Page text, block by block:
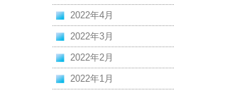
2022年4月
2022年3月
2022年2月
2022年1月